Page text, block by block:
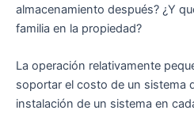
almacenamiento después? ¿Y
familia en la propiedad?
La operación relativamente
soportar el costo de un sistema
instalación de un sistema en